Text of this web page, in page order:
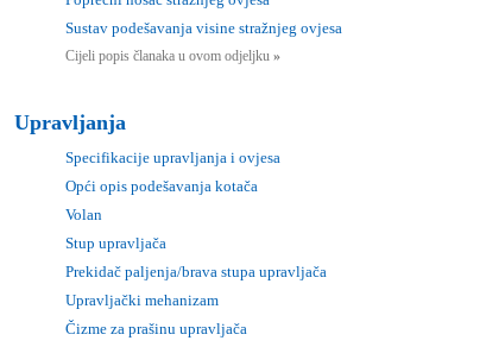
Sustav podešavanja visine stražnjeg ovjesa
Cijeli popis članaka u ovom odjeljku »
Upravljanja
Specifikacije upravljanja i ovjesa
Opći opis podešavanja kotača
Volan
Stup upravljača
Prekidač paljenja/brava stupa upravljača
Upravljački mehanizam
Čizme za prašinu upravljača